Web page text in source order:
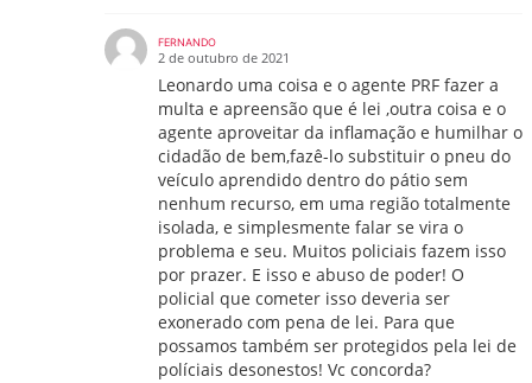
FERNANDO
2 de outubro de 2021
Leonardo uma coisa e o agente PRF fazer a
multa e apreensão que é lei ,outra coisa e o
agente aproveitar da inflamação e humilhar o
cidadão de bem,fazê-lo substituir o pneu do
veículo aprendido dentro do pátio sem
nenhum recurso, em uma região totalmente
isolada, e simplesmente falar se vira o
problema e seu. Muitos policiais fazem isso
por prazer. E isso e abuso de poder! O
policial que cometer isso deveria ser
exonerado com pena de lei. Para que
possamos também ser protegidos pela lei de
políciais desonestos! Vc concorda?